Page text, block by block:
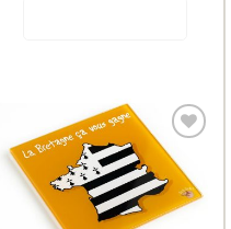
Ajouter
aux
favoris